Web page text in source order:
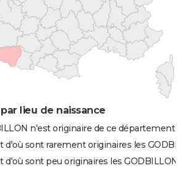
par lieu de naissance
n'est originaire de ce département
d'où sont rarement originaires les
sont peu originaires les GODBILLON